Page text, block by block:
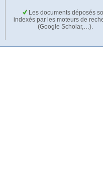
Les documents déposés
indexés par les moteurs de
(Google Scholar,…).